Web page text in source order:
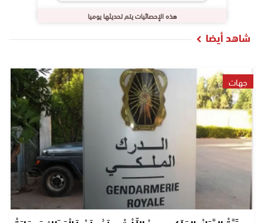
هذه الإحصائيات يتم تحديثها يوميا
شاهد أيضا
جهات